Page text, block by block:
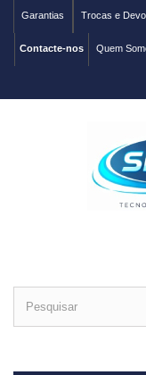
Trocas e
Garantias
Quem
Contacte-nos